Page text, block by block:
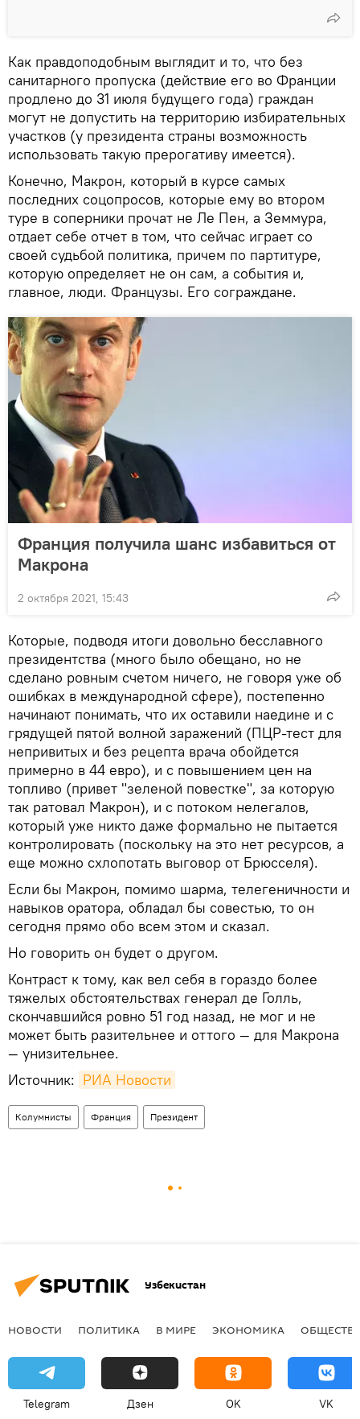
Как правдоподобным выглядит и то, что без
санитарного пропуска (действие его во Франции
продлено до 31 июля будущего года) граждан
могут не допустить на территорию избирательных
участков (у президента страны возможность
использовать такую прерогативу имеется).
Конечно, Макрон, который в курсе самых
последних соцопросов, которые ему во втором
туре в соперники прочат не Ле Пен, а Земмура,
отдает себе отчет в том, что сейчас играет со
своей судьбой политика, причем по партитуре,
которую определяет не он сам, а события и,
главное, люди. Французы. Его сограждане.
Франция получила шанс избавиться от
Макрона
2 октября 2021, 15:43
Которые, подводя итоги довольно бесславного
президентства (много было обещано, но не
сделано ровным счетом ничего, не говоря уже об
ошибках в международной сфере), постепенно
начинают понимать, что их оставили наедине и с
грядущей пятой волной заражений (ПЦР-тест для
непривитых и без рецепта врача обойдется
примерно в 44 евро), и с повышением цен на
топливо (привет "зеленой повестке", за которую
так ратовал Макрон), и с потоком нелегалов,
который уже никто даже формально не пытается
контролировать (поскольку на это нет ресурсов, а
еще можно схлопотать выговор от Брюсселя).
Если бы Макрон, помимо шарма, телегеничности и
навыков оратора, обладал бы совестью, то он
сегодня прямо обо всем этом и сказал.
Но говорить он будет о другом.
Контраст к тому, как вел себя в гораздо более
тяжелых обстоятельствах генерал де Голль,
скончавшийся ровно 51 год назад, не мог и не
может быть разительнее и оттого — для Макрона
— унизительнее.
Источник: РИА Новости
Колумнисты Франция Президент
Узбекистан
НОВОСТИ ПОЛИТИКА В МИРЕ ЭКОНОМИКА
Telegram Дзен OK VK